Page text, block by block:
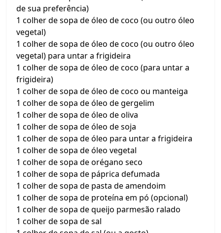
de sua preferência)
1 colher de sopa de óleo de coco (ou outro óleo
vegetal)
1 colher de sopa de óleo de coco (ou outro óleo
vegetal) para untar a frigideira
1 colher de sopa de óleo de coco (para untar a
frigideira)
1 colher de sopa de óleo de coco ou manteiga
1 colher de sopa de óleo de gergelim
1 colher de sopa de óleo de oliva
1 colher de sopa de óleo de soja
1 colher de sopa de óleo para untar a frigideira
1 colher de sopa de óleo vegetal
1 colher de sopa de orégano seco
1 colher de sopa de páprica defumada
1 colher de sopa de pasta de amendoim
1 colher de sopa de proteína em pó (opcional)
1 colher de sopa de queijo parmesão ralado
1 colher de sopa de sal